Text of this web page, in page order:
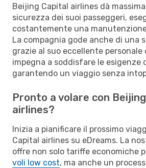
Beijing Capital airlines dà
sicurezza dei suoi passeggeri,
costantemente una
La compagnia gode anche di una
grazie al suo eccellente personale
impegna a soddisfare le esigenze
garantendo un viaggio senza
Pronto a volare con
airlines?
Inizia a pianificare il prossimo
Capital airlines su eDreams. La
offre non solo tariffe economiche
voli low cost, ma anche un